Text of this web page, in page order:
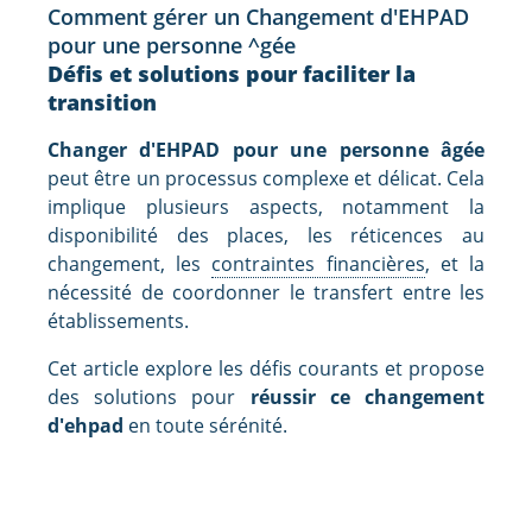
Comment gérer un Changement d'EHPAD
pour une personne ^gée
Défis et solutions pour faciliter la
transition
Changer d'EHPAD pour une personne âgée
peut être un processus complexe et délicat. Cela
implique plusieurs aspects, notamment la
disponibilité des places, les réticences au
changement, les contraintes financières, et la
nécessité de coordonner le transfert entre les
établissements.
Cet article explore les défis courants et propose
des solutions pour réussir ce changement
d'ehpad en toute sérénité.